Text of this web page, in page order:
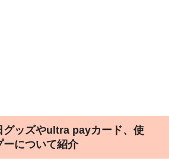
グッズやultra payカード、使
ーについて紹介